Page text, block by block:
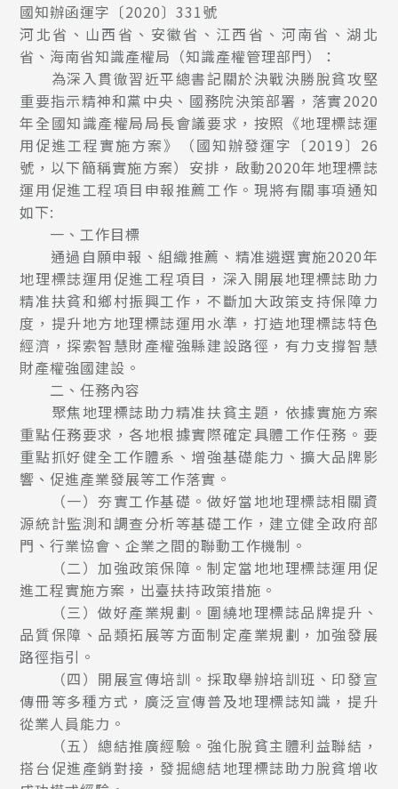
國知辦函運字〔2020〕331號
河北省、山西省、安徽省、江西省、河南省、湖北
省、海南省知識產權局（知識產權管理部門）：
為深入貫徹習近平總書記關於決戰決勝脫貧攻堅
重要指示精神和黨中央、國務院決策部署，落實2020
年全國知識產權局局長會議要求，按照《地理標誌運
用促進工程實施方案》（國知辦發運字〔2019〕26
號，以下簡稱實施方案）安排，啟動2020年地理標誌
運用促進工程項目申報推薦工作。現將有關事項通知
如下:
一、工作目標
通過自願申報、組織推薦、精准遴選實施2020年
地理標誌運用促進工程項目，深入開展地理標誌助力
精准扶貧和鄉村振興工作，不斷加大政策支持保障力
度，提升地方地理標誌運用水準，打造地理標誌特色
經濟，探索智慧財產權強縣建設路徑，有力支撐智慧
財產權強國建設。
二、任務內容
聚焦地理標誌助力精准扶貧主題，依據實施方案
重點任務要求，各地根據實際確定具體工作任務。要
重點抓好健全工作體系、增強基礎能力、擴大品牌影
響、促進產業發展等工作落實。
（一）夯實工作基礎。做好當地地理標誌相關資
源統計監測和調查分析等基礎工作，建立健全政府部
門、行業協會、企業之間的聯動工作機制。
（二）加強政策保障。制定當地地理標誌運用促
進工程實施方案，出臺扶持政策措施。
（三）做好產業規劃。圍繞地理標誌品牌提升、
品質保障、品類拓展等方面制定產業規劃，加強發展
路徑指引。
（四）開展宣傳培訓。採取舉辦培訓班、印發宣
傳冊等多種方式，廣泛宣傳普及地理標誌知識，提升
從業人員能力。
（五）總結推廣經驗。強化脫貧主體利益聯結，
搭台促進產銷對接，發掘總結地理標誌助力脫貧增收